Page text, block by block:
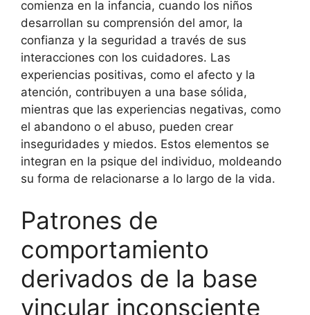
comienza en la infancia, cuando los niños
desarrollan su comprensión del amor, la
confianza y la seguridad a través de sus
interacciones con los cuidadores. Las
experiencias positivas, como el afecto y la
atención, contribuyen a una base sólida,
mientras que las experiencias negativas, como
el abandono o el abuso, pueden crear
inseguridades y miedos. Estos elementos se
integran en la psique del individuo, moldeando
su forma de relacionarse a lo largo de la vida.
Patrones de
comportamiento
derivados de la base
vincular inconsciente